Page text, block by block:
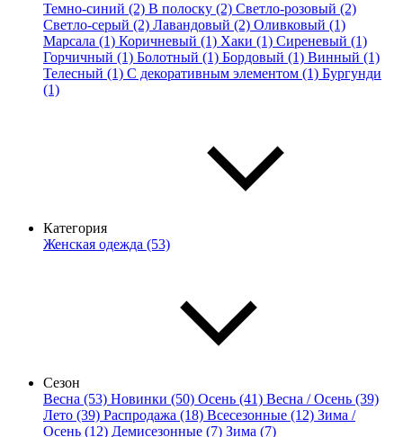
Темно-синий (2) В полоску (2) Светло-розовый (2)
Светло-серый (2) Лавандовый (2) Оливковый (1)
Марсала (1) Коричневый (1) Хаки (1) Сиреневый (1)
Горчичный (1) Болотный (1) Бордовый (1) Винный (1)
Телесный (1) С декоративным элементом (1) Бургунди
(1)
Категория
Женская одежда (53)
Сезон
Весна (53) Новинки (50) Осень (41) Весна / Осень (39)
Лето (39) Распродажа (18) Всесезонные (12) Зима /
Осень (12) Демисезонные (7) Зима (7)